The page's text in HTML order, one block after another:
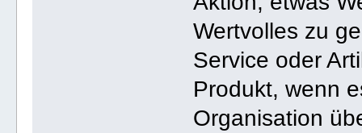
Wertvolles zu
Service oder
Produkt, wenn
Organisation